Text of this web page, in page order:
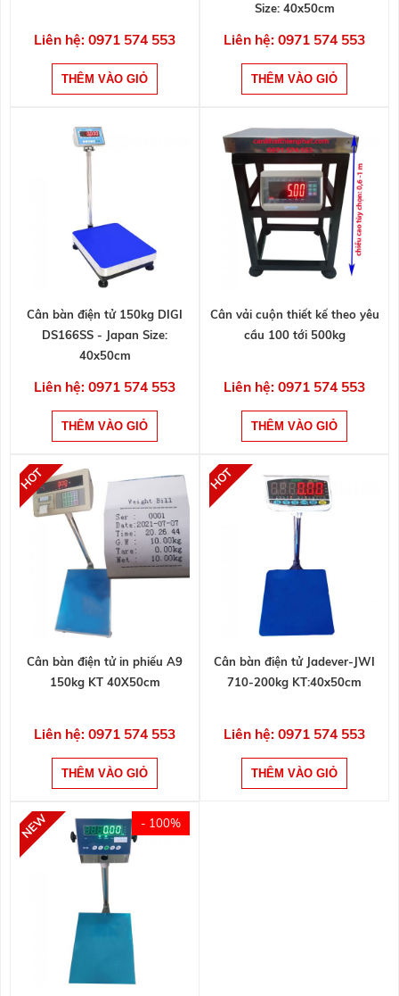
Liên hệ: 0971 574 553
Size: 40x50cm
Liên hệ: 0971 574 553
Cân bàn điện tử 150kg DIGI
DS166SS - Japan Size:
40x50cm
Liên hệ: 0971 574 553
Cân vải cuộn thiết kế theo yêu
cầu 100 tới 500kg
Liên hệ: 0971 574 553
Cân bàn điện tử in phiếu A9
150kg KT 40X50cm
Liên hệ: 0971 574 553
Cân bàn điện tử Jadever-JWI
710-200kg KT:40x50cm
Liên hệ: 0971 574 553
- 100%